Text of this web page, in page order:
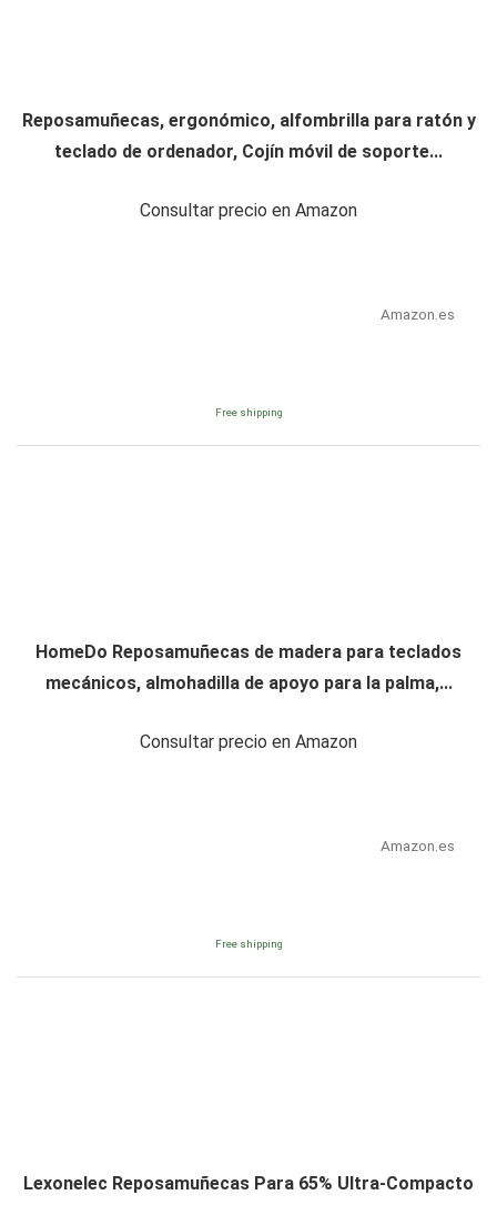
Reposamuñecas, ergonómico, alfombrilla para ratón y
teclado de ordenador, Cojín móvil de soporte...
Consultar precio en Amazon
Amazon.es
Free shipping
HomeDo Reposamuñecas de madera para teclados
mecánicos, almohadilla de apoyo para la palma,...
Consultar precio en Amazon
Amazon.es
Free shipping
Lexonelec Reposamuñecas Para 65% Ultra-Compacto